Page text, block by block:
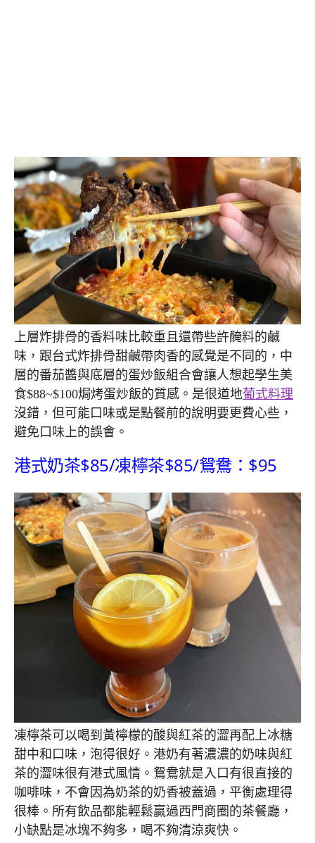
上層炸排骨的香料味比較重且還帶些許醃料的鹹
味，跟台式炸排骨甜鹹帶肉香的感覺是不同的，中
層的番茄醬與底層的蛋炒飯組合會讓人想起學生美
食$88~$100焗烤蛋炒飯的質感。是很道地葡式料理
沒錯，但可能口味或是點餐前的說明要更費心些，
避免口味上的誤會。
港式奶茶$85/凍檸茶$85/鴛鴦：$95
凍檸茶可以喝到黃檸檬的酸與紅茶的澀再配上冰糖
甜中和口味，泡得很好。港奶有著濃濃的奶味與紅
茶的澀味很有港式風情。鴛鴦就是入口有很直接的
咖啡味，不會因為奶茶的奶香被蓋過，平衡處理得
很棒。所有飲品都能輕鬆贏過西門商圈的茶餐廳，
小缺點是冰塊不夠多，喝不夠清涼爽快。